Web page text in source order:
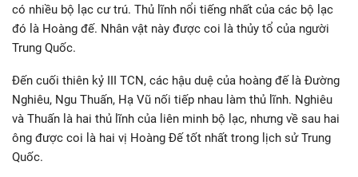
có nhiều bộ lạc cư trú. Thủ lĩnh nổi tiếng nhất của các bộ lạc
đó là Hoàng đế. Nhân vật này được coi là thủy tổ của người
Trung Quốc.
Đến cuối thiên kỷ III TCN, các hậu duệ của hoàng đế là Đường
Nghiêu, Ngu Thuấn, Hạ Vũ nối tiếp nhau làm thủ lĩnh. Nghiêu
và Thuấn là hai thủ lĩnh của liên minh bộ lạc, nhưng về sau hai
ông được coi là hai vị Hoàng Đế tốt nhất trong lịch sử Trung
Quốc.